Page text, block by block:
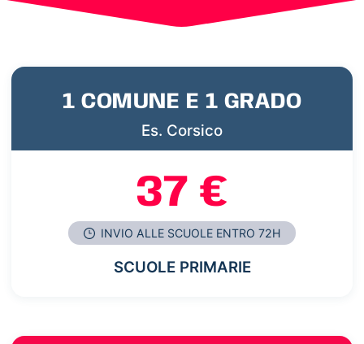
1 COMUNE E 1 GRADO
Es. Corsico
37 €
INVIO ALLE SCUOLE ENTRO 72H
SCUOLE PRIMARIE